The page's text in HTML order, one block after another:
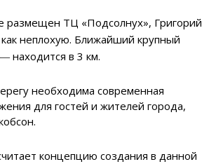
размещен ТЦ «Подсолнух», Григорий
неплохую. Ближайший крупный
находится в 3 км.
необходима современная
для гостей и жителей города,
концепцию создания в данной